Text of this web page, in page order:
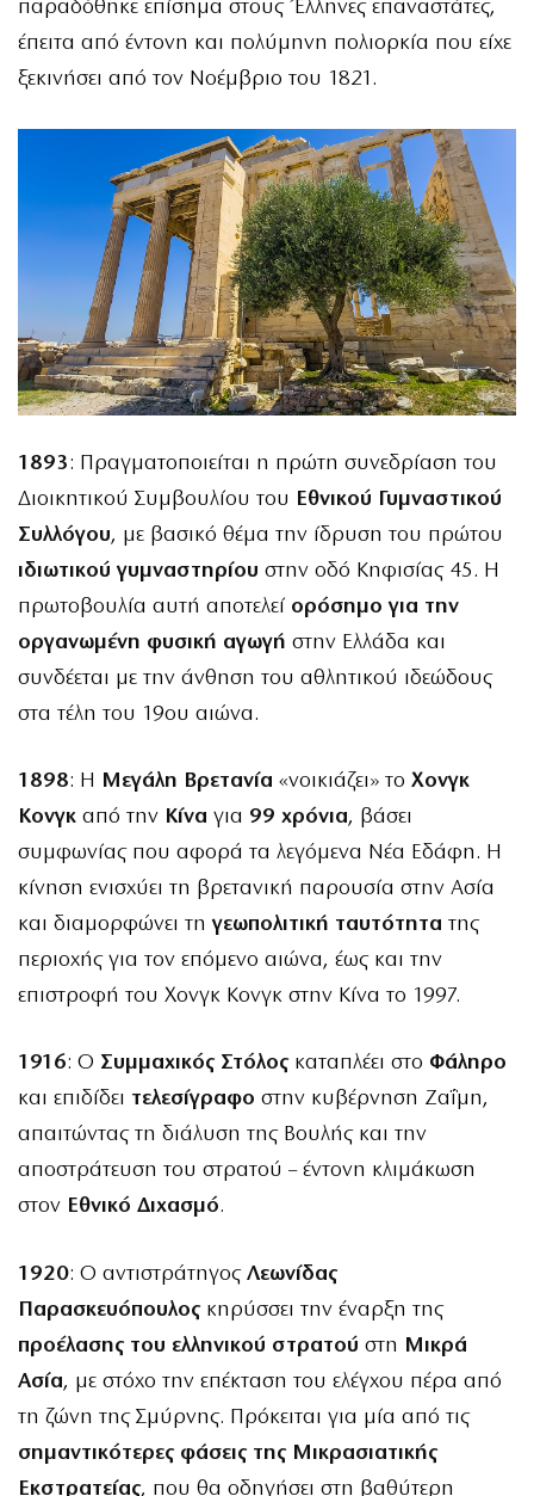
παραδόθηκε επίσημα στους Έλληνες επαναστάτες,
έπειτα από έντονη και πολύμηνη πολιορκία που είχε
ξεκινήσει από τον Νοέμβριο του 1821.
1893: Πραγματοποιείται η πρώτη συνεδρίαση του
Διοικητικού Συμβουλίου του Εθνικού Γυμναστικού
Συλλόγου, με βασικό θέμα την ίδρυση του πρώτου
ιδιωτικού γυμναστηρίου στην οδό Κηφισίας 45. Η
πρωτοβουλία αυτή αποτελεί ορόσημο για την
οργανωμένη φυσική αγωγή στην Ελλάδα και
συνδέεται με την άνθηση του αθλητικού ιδεώδους
στα τέλη του 19ου αιώνα.
1898: Η Μεγάλη Βρετανία «νοικιάζει» το Χονγκ
Κονγκ από την Κίνα για 99 χρόνια, βάσει
συμφωνίας που αφορά τα λεγόμενα Νέα Εδάφη. Η
κίνηση ενισχύει τη βρετανική παρουσία στην Ασία
και διαμορφώνει τηγεωπολιτική ταυτότητα της
περιοχής για τον επόμενο αιώνα, έως και την
επιστροφή του Χονγκ Κονγκ στην Κίνα το 1997.
1916: Ο Συμμαχικός Στόλος καταπλέει στο Φάληρο
και επιδίδει τελεσίγραφο στην κυβέρνηση Ζαΐμη,
απαιτώντας τη διάλυση της Βουλής και την
αποστράτευση του στρατού – έντονη κλιμάκωση
στον Εθνικό Διχασμό.
1920: Ο αντιστράτηγος Λεωνίδας
Παρασκευόπουλος κηρύσσει την έναρξη της
προέλασης του ελληνικού στρατού στη Μικρά
Ασία, με στόχο την επέκταση του ελέγχου πέρα από
τη ζώνη της Σμύρνης. Πρόκειται για μία από τις
σημαντικότερες φάσεις της Μικρασιατικής
Εκστρατείας, που θα οδηγήσει στη βαθύτερη